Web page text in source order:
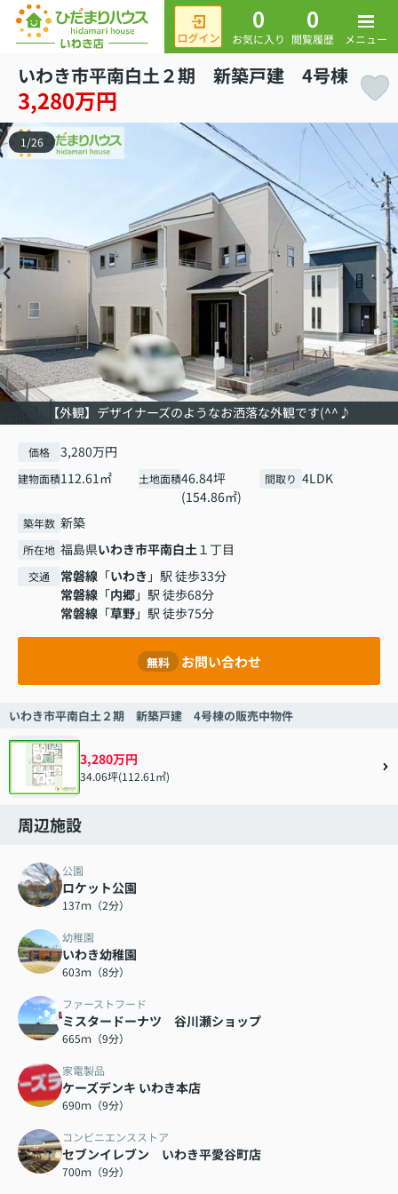
0
お気に入り
0
閲覧履歴 メニュー
いわき市平南白土２期 新築戸建 4号棟
3,280万円
【外観】デザイナーズのようなお洒落な外観です(^^♪
1/26
価格 3,280万円
建物面積112.61㎡ 土地面積46.84坪
(154.86㎡)
間取り 4LDK
築年数 新築
所在地 福島県いわき市平南白土１丁目
交通 常磐線 「いわき 」駅 徒歩33分
常磐線 「内郷」駅 徒歩68分
常磐線 「草野」駅 徒歩75分
無料 お問い合わせ
いわき市平南白土２期 新築戸建 4号棟の販売中物件
3,280万円
34.06坪(112.61㎡)
周辺施設
公園
ロケット公園
137ｍ（2分）
幼稚園
いわき幼稚園
603ｍ（8分）
ファーストフード
ミスタードーナツ 谷川瀬ショップ
665ｍ（9分）
家電製品
ケーズデンキ いわき本店
690ｍ（9分）
コンビニエンスストア
セブンイレブン いわき平愛谷町店
700ｍ（9分）